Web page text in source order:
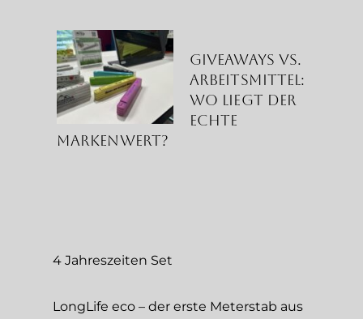
Giveaways vs.
Arbeitsmittel:
Wo liegt der
echte
Markenwert?
4 Jahreszeiten Set
LongLife eco – der erste Meterstab aus